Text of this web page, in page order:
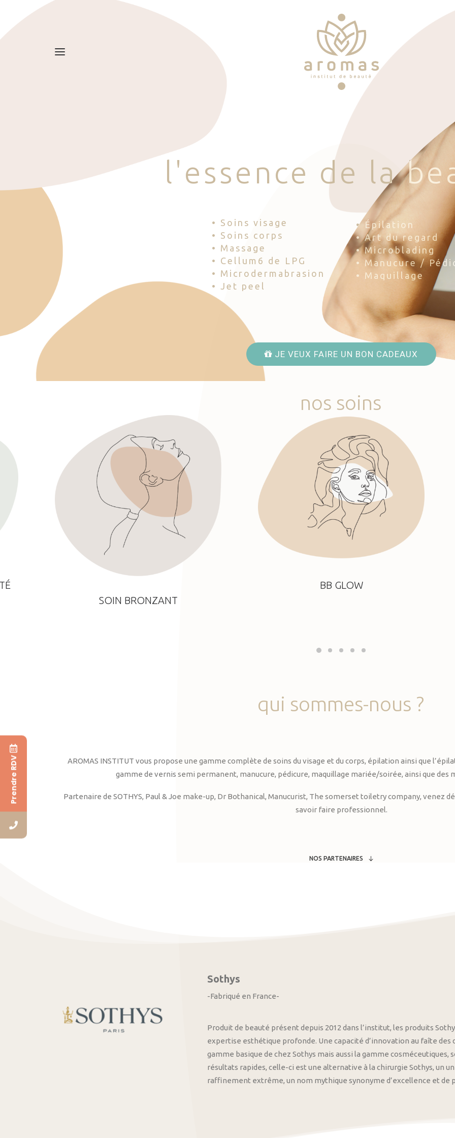
l 'esse nce d e la be
• Soins visage
• Soins corps
• Massage
• Cellum6 de LPG
• Microdermabrasion
• Jet peel
• Épilation
• Art du regard
• Microblading
• Manucure /
• Maquillage
JE VEUX FAIRE UN BON CADEAUX
nos soins
SOIN BRONZANT
BB GLOW
qui sommes-nous ?
AROMAS INSTITUT vous propose une gamme complète de soins du visage et du corps, épilation ainsi que
gamme de vernis semi permanent, manucure, pédicure, maquillage mariée/soirée, ainsi que des
Partenaire de SOTHYS, Paul & Joe make-up, Dr Bothanical, Manucurist, The somerset toiletry company, venez
savoir faire professionnel.
NOS PARTENAIRES
Sothys
-Fabriqué en France-
Produit de beauté présent depuis 2012 dans l’institut, les produits
expertise esthétique profonde. Une capacité d’innovation au faîte
gamme basique de chez Sothys mais aussi la gamme
résultats rapides, celle-ci est une alternative à la chirurgie Sothys, un
raffinement extrême, un nom mythique synonyme d’excellence et de
Prendre RDV